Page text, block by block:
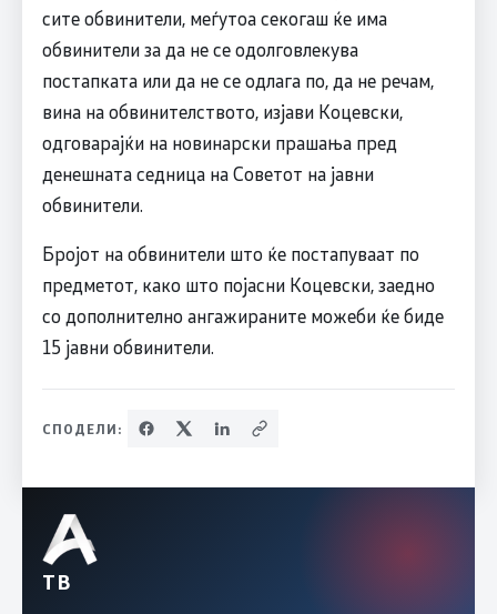
сите обвинители, меѓутоа секогаш ќе има
обвинители за да не се одолговлекува
постапката или да не се одлага по, да не речам,
вина на обвинителството, изјави Коцевски,
одговарајќи на новинарски прашања пред
денешната седница на Советот на јавни
обвинители.
Бројот на обвинители што ќе постапуваат по
предметот, како што појасни Коцевски, заедно
со дополнително ангажираните можеби ќе биде
15 јавни обвинители.
СПОДЕЛИ:
ТВ